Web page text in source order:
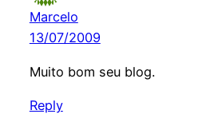
Marcelo
13/07/2009
Muito bom seu blog.
Reply